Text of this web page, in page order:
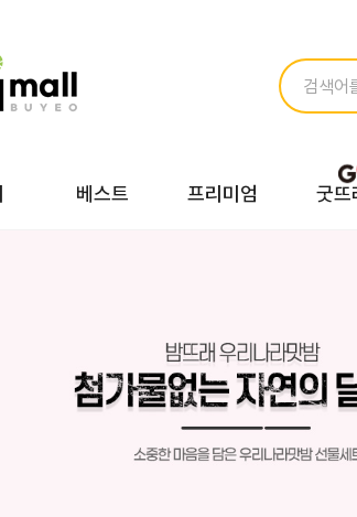
베스트 프리미엄 굿뜨